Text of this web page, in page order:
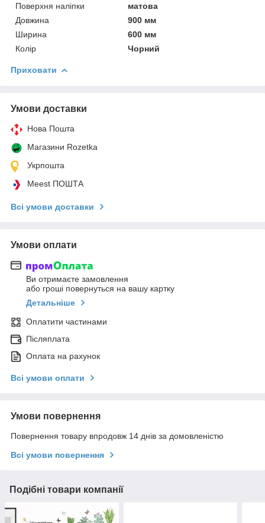
Поверхня наліпки
матова
Довжина
900 мм
Ширина
600 мм
Колір
Чорний
Приховати
Умови доставки
Нова Пошта
Магазини Rozetka
Укрпошта
Meest ПОШТА
Всі умови доставки
Умови оплати
Ви отримаєте замовлення
або гроші повернуться на вашу картку
Детальніше
Оплатити частинами
Післяплата
Оплата на рахунок
Всі умови оплати
Умови повернення
Повернення товару впродовж 14 днів за домовленістю
Всі умови повернення
Подібні товари компанії